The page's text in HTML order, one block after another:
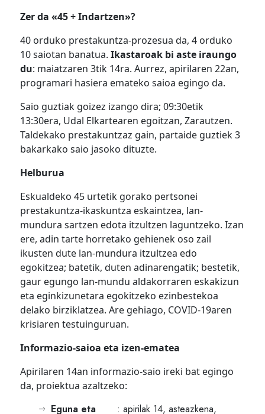
Zer da «45 + Indartzen»?
40 orduko prestakuntza-prozesua da, 4 orduko
10 saiotan banatua.Ikastaroak bi aste iraungo
du: maiatzaren 3tik 14ra. Aurrez, apirilaren 22an,
programari hasiera emateko saioa egingo da.
Saio guztiak goizez izango dira; 09:30etik
13:30era, Udal Elkartearen egoitzan, Zarautzen.
Taldekako prestakuntzaz gain, partaide guztiek 3
bakarkako saio jasoko dituzte.
Helburua
Eskualdeko 45 urtetik gorako pertsonei
prestakuntza-ikaskuntza eskaintzea, lan-
mundura sartzen edota itzultzen laguntzeko. Izan
ere, adin tarte horretako gehienek oso zail
ikusten dute lan-mundura itzultzea edo
egokitzea; batetik, duten adinarengatik; bestetik,
gaur egungo lan-mundu aldakorraren eskakizun
eta eginkizunetara egokitzeko ezinbestekoa
delako birziklatzea. Are gehiago, COVID-19aren
krisiaren testuinguruan.
Informazio-saioa eta izen-ematea
Apirilaren 14an informazio-saio ireki bat egingo
da, proiektua azaltzeko:
Eguna eta : apirilak 14, asteazkena,